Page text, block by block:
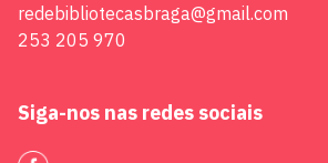
redebibliotecasbraga@gmail.com
253 205 970
Siga-nos nas redes sociais